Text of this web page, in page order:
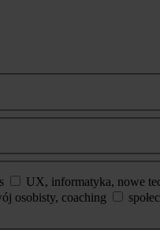
UX, informatyka, nowe
osobisty, coaching